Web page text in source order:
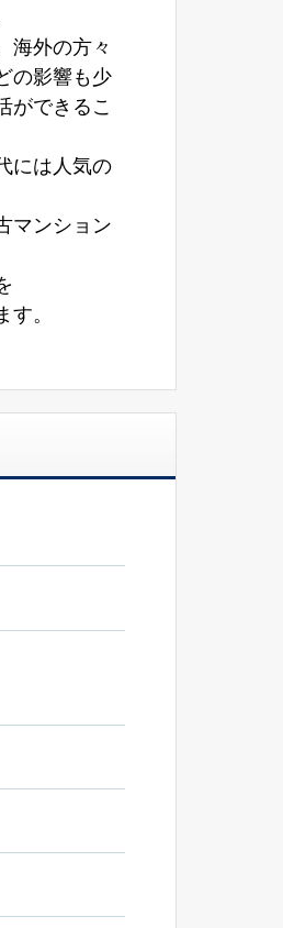
海外の方々
の影響も少
ができるこ
には人気の
マンション
。